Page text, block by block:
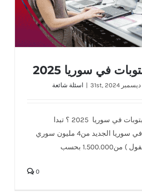
في سوريا 2025
في سوريا 2025
ديسمبر 31st, 2024 | اسئلة شائعة
ماهي أسعار اللابتوبات في سوريا 2025 ؟ تبدا
أسعاراللابتوبات في سوريا الجديد من4 مليون سوري
بحسب
0